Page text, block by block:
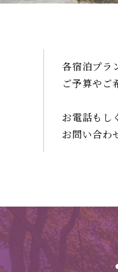
各宿泊プラ
ご予算やご
お電話もし
お問い合わ